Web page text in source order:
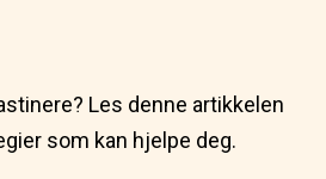
Les denne artikkelen
som kan hjelpe deg.